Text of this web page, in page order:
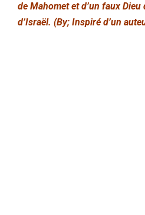
de Mahomet et d’un faux Dieu
d’Israël. (By; Inspiré d’un